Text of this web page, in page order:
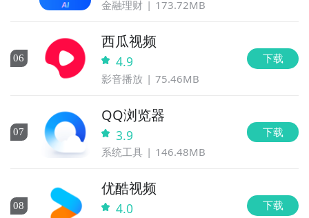
金融理财 173.72MB
06
西瓜视频
4.9
影音播放 75.46MB
下载
07
QQ浏览器
3.9
系统工具 146.48MB
下载
08
优酷视频
4.0 下载